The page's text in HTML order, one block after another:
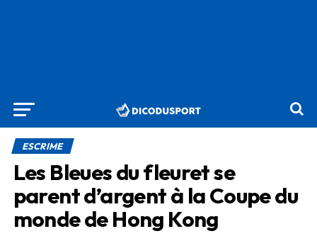
ESCRIME
Les Bleues du fleuret se
parent d’argent à la Coupe du
monde de Hong Kong